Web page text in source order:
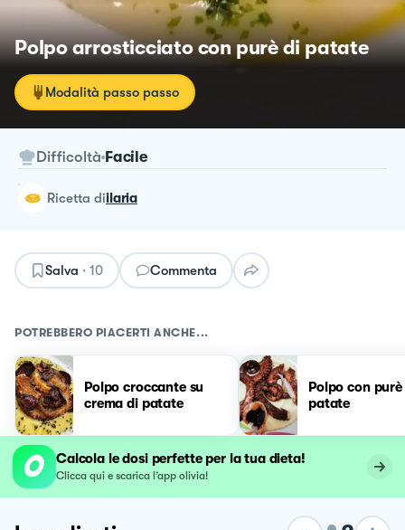
Polpo arrosticciato con purè di patate
Modalità passo passo
Difficoltà Facile
ricetta diilaria
Salva · 10 Commenta
POTREBBERO PIACERTI ANCHE...
Polpo croccante su
crema di patate
Polpo con
patate
Calcola le dosi perfette per la tua dieta!
Clicca qui e scarica l’app olivia!